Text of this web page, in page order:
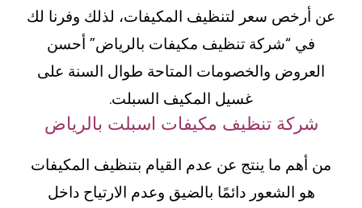
عن أرخص سعر لتنظيف المكيفات، لذلك وفرنا لك
في “شركة تنظيف مكيفات بالرياض” أحسن
العروض والخصومات المتاحة طوال السنة على
غسيل المكيف السبلت.
شركة تنظيف مكيفات اسبلت بالرياض
من أهم ما ينتج عن عدم القيام بتنظيف المكيفات
هو الشعور دائمًا بالضيق وعدم الارتياح داخل